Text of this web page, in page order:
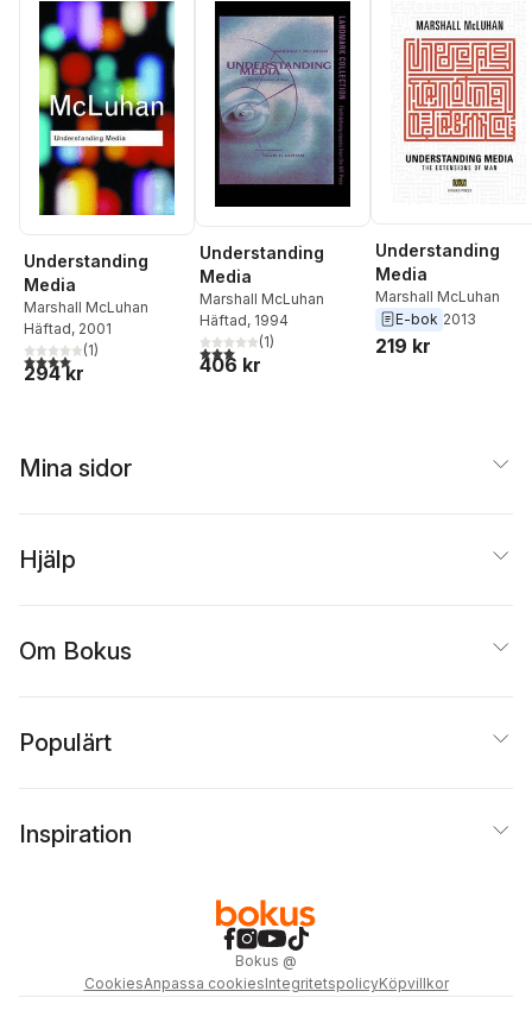
Understanding
Media
Marshall McLuhan
Häftad, 2001
4,0utav 5 stjärnor. Totalt antal röster:
(1)
294 kr
Understanding
Media
Marshall McLuhan
Häftad, 1994
3,0utav 5 stjärnor. Totalt antal röster:
(1)
406 kr
Understanding
Media
Marshall McLuhan
E-bok 2013
219 kr
Mina sidor
Hjälp
Om Bokus
Populärt
Inspiration
Bokus @
CookiesAnpassa cookiesIntegritetspolicyKöpvillkor